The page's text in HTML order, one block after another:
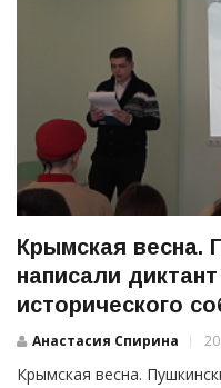
Крымская весна.
написали
исторического
Анастасия Спирина
Крымская весна.